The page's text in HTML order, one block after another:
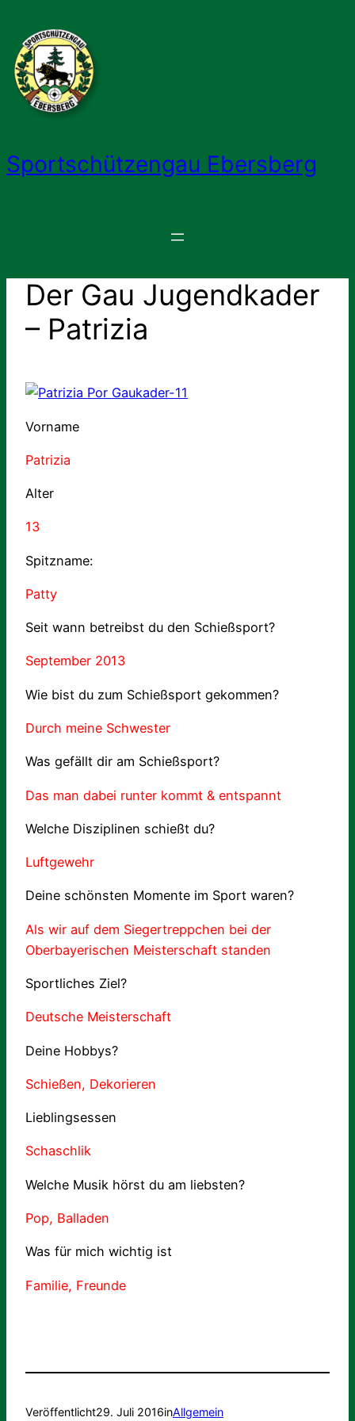
Inhalt
springen
Sportschützengau Ebersberg
Der Gau Jugendkader
– Patrizia
Vorname
Patrizia
Alter
13
Spitzname:
Patty
Seit wann betreibst du den Schießsport?
September 2013
Wie bist du zum Schießsport gekommen?
Durch meine Schwester
Was gefällt dir am Schießsport?
Das man dabei runter kommt & entspannt
Welche Disziplinen schießt du?
Luftgewehr
Deine schönsten Momente im Sport waren?
Als wir auf dem Siegertreppchen bei der
Oberbayerischen Meisterschaft standen
Sportliches Ziel?
Deutsche Meisterschaft
Deine Hobbys?
Schießen, Dekorieren
Lieblingsessen
Schaschlik
Welche Musik hörst du am liebsten?
Pop, Balladen
Was für mich wichtig ist
Familie, Freunde
Veröffentlicht29. Juli 2016inAllgemein